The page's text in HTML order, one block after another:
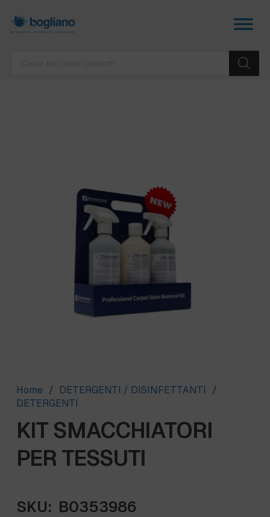
Home / DETERGENTI / DISINFETTANTI
/
DETERGENTI
KIT SMACCHIATORI
PER TESSUTI
SKU: B0353986